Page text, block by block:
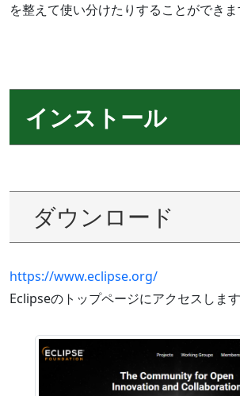
を整えて使い分けたりすることができま
インストール
ダウンロード
https://www.eclipse.org/
Eclipseのトップページにアクセスします